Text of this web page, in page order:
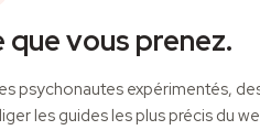
vous prenez.
psychonautes expérimentés,
les guides les plus précis du